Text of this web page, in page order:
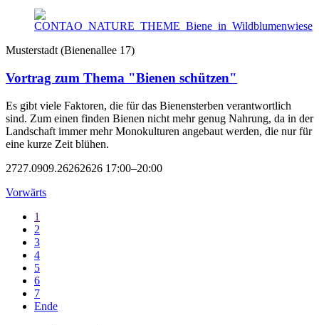
Musterstadt (Bienenallee 17)
Vortrag zum Thema "Bienen schützen"
Es gibt viele Faktoren, die für das Bienensterben verantwortlich
sind. Zum einen finden Bienen nicht mehr genug Nahrung, da in der
Landschaft immer mehr Monokulturen angebaut werden, die nur für
eine kurze Zeit blühen.
2727.0909.26262626 17:00–20:00
Vorwärts
1
2
3
4
5
6
7
Ende